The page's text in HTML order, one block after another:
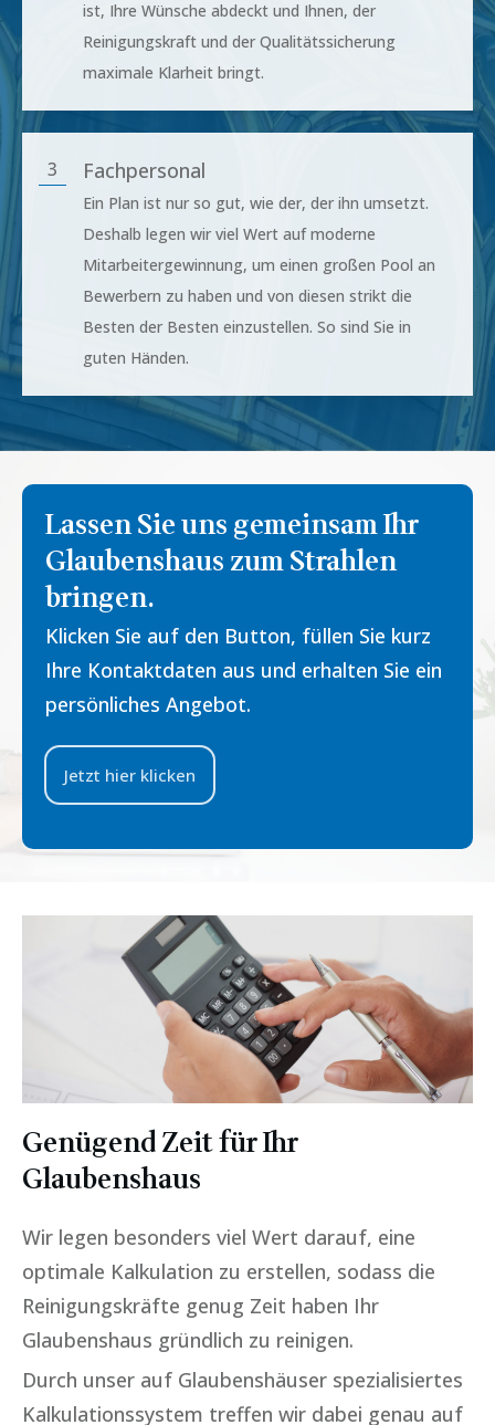
ist, Ihre Wünsche abdeckt und Ihnen, der
Reinigungskraft und der Qualitätssicherung
maximale Klarheit bringt.
3 Fachpersonal
Ein Plan ist nur so gut, wie der, der ihn umsetzt.
Deshalb legen wir viel Wert auf moderne
Mitarbeitergewinnung, um einen großen Pool an
Bewerbern zu haben und von diesen strikt die
Besten der Besten einzustellen. So sind Sie in
guten Händen.
Lassen Sie uns gemeinsam Ihr
Glaubenshaus zum Strahlen
bringen.
Klicken Sie auf den Button, füllen Sie kurz
Ihre Kontaktdaten aus und erhalten Sie ein
persönliches Angebot.
Jetzt hier klicken
Genügend Zeit für Ihr
Glaubenshaus
Wir legen besonders viel Wert darauf, eine
optimale Kalkulation zu erstellen, sodass die
Reinigungskräfte genug Zeit haben Ihr
Glaubenshaus gründlich zu reinigen.
Durch unser auf Glaubenshäuser spezialisiertes
Kalkulationssystem treffen wir dabei genau auf